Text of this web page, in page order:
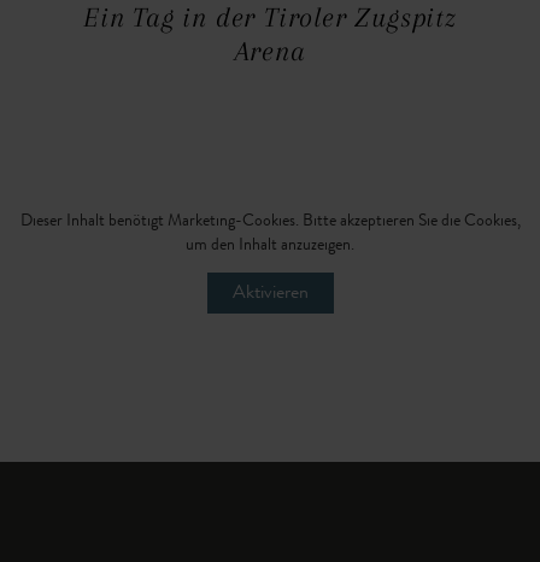
Ein Tag in der Tiroler Zugspitz
Arena
Dieser Inhalt benötigt Marketing-Cookies. Bitte akzeptieren Sie die Cookies,
um den Inhalt anzuzeigen.
Aktivieren